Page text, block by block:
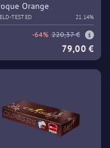
Orange
TESTED 21.14%
-64% 220,37 €
79,00 €